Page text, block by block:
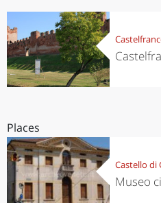
Places
Castello di
Museo